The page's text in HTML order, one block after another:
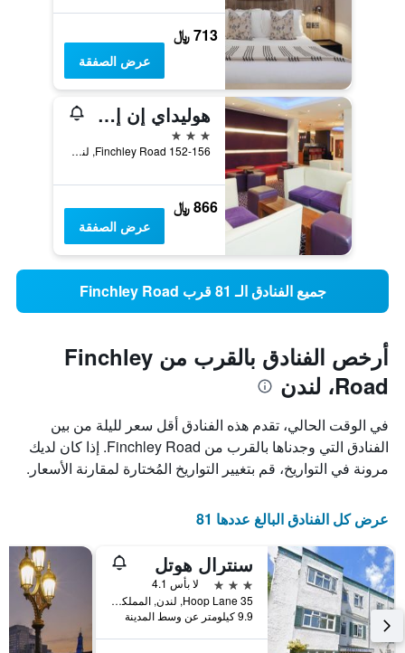
713 ﷼
عرض الصفقة
هوليداي إن إكسبرس لندن - سويس كوتيدج، آن آي آيتش جي هوتل
3 نجوم
152-156 Finchley Road, لندن, المملكة المتحدة
866 ﷼
عرض الصفقة
جميع الفنادق الـ 81 قرب Finchley Road
أرخص الفنادق بالقرب من Finchley
Road، لندن
في الوقت الحالي، تقدم هذه الفنادق أقل سعر لليلة من بين
الفنادق التي وجدناها بالقرب من Finchley Road. إذا كان لديك
مرونة في التواريخ، قم بتغيير التواريخ المُختارة لمقارنة الأسعار.
عرض كل الفنادق البالغ عددها 81
سنترال هوتل
3 نجوم
لا بأس 4.1
35 Hoop Lane, لندن, المملكة المتحدة
9.9 كيلومتر عن وسط المدينة